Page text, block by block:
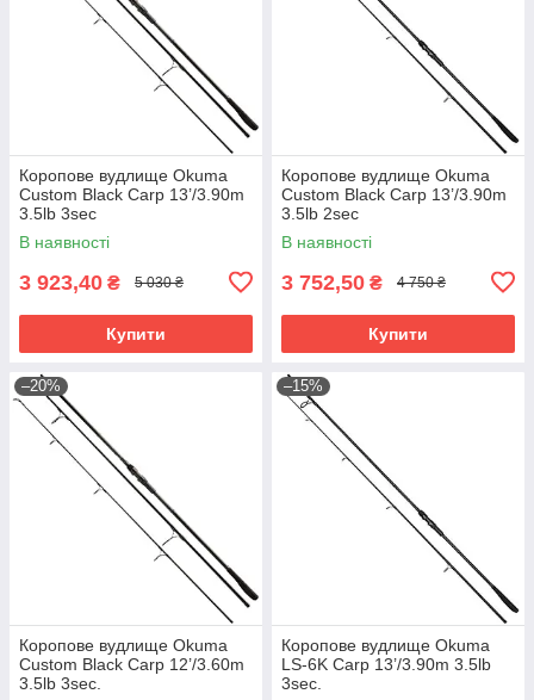
Коропове вудлище Okuma
Custom Black Carp 13’/3.90m
3.5lb 3sec
В наявності
3 923,40 ₴ 5 030 ₴
Купити
Коропове вудлище Okuma
Custom Black Carp 13’/3.90m
3.5lb 2sec
В наявності
3 752,50 ₴ 4 750 ₴
Купити
–20%
Коропове вудлище Okuma
Custom Black Carp 12’/3.60m
3.5lb 3sec.
–15%
Коропове вудлище Okuma
LS-6K Carp 13’/3.90m 3.5lb
3sec.